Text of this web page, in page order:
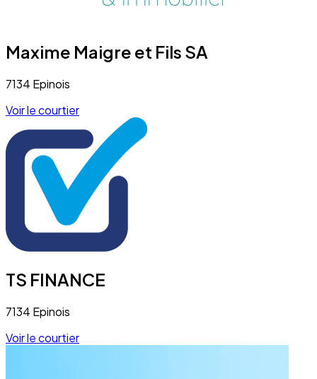
Maxime Maigre et Fils SA
7134 Epinois
Voir le courtier
TS FINANCE
7134 Epinois
Voir le courtier